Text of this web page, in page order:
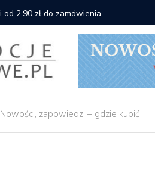
Matras: 10 książek za 69 zł
Nowości, zapowiedzi – gdzie kupić